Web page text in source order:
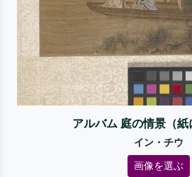
アルバム 庭の情景（紙
イン・チウ
画像を選ぶ